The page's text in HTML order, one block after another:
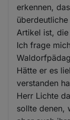
erkennen,
Artikel ist,
Ich frage
Hätte er es
verstanden
Herr Lichte
sollte denen,